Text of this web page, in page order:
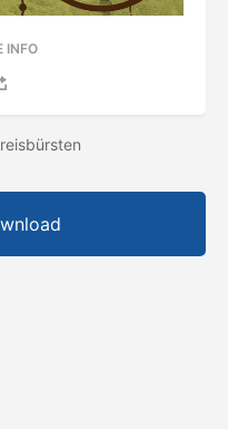
INFO